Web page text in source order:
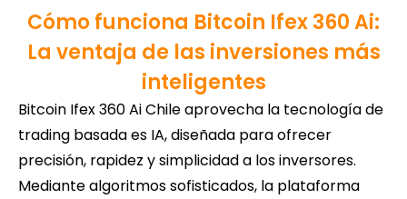
Cómo funciona Bitcoin Ifex 360 Ai:
La ventaja de las inversiones más
inteligentes
Bitcoin Ifex 360 Ai Chile aprovecha la tecnología de
trading basada es IA, diseñada para ofrecer
precisión, rapidez y simplicidad a los inversores.
Mediante algoritmos sofisticados, la plataforma